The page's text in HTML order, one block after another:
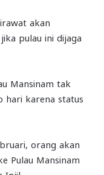
akan
pulau ini dijaga
Mansinam tak
hari karena status
orang akan
Pulau Mansinam